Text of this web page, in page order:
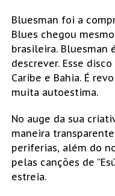
Bluesman foi a
Blues chegou
brasileira. Bluesman
descrever. Esse
Caribe e Bahia. É
muita autoestima.
No auge da sua
maneira
periferias, além do
pelas canções de
estreia.